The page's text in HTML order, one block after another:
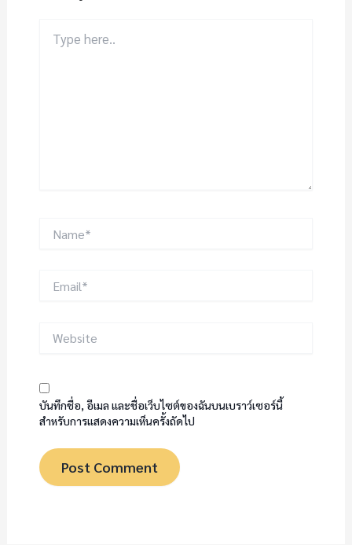
here..
บันทึกชื่อ, อีเมล และชื่อเว็บไซต์ของฉันบนเบราว์เซอร์นี้
สำหรับการแสดงความเห็นครั้งถัดไป